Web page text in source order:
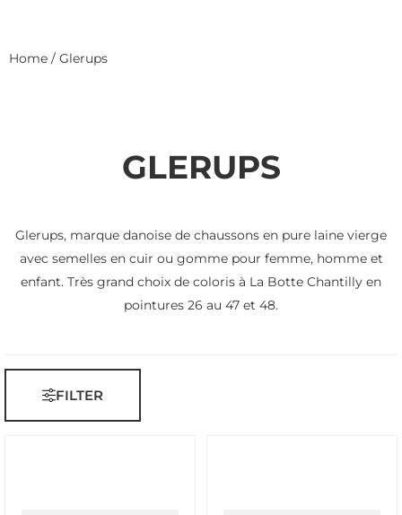
Home / Glerups
GLERUPS
Glerups, marque danoise de chaussons en pure laine vierge
avec semelles en cuir ou gomme pour femme, homme et
enfant. Très grand choix de coloris à La Botte Chantilly en
pointures 26 au 47 et 48.
FILTER